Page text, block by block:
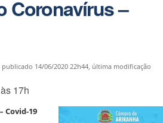
Coronavírus –
publicado 14/06/2020 22h44, última modificação
17h
Covid-19